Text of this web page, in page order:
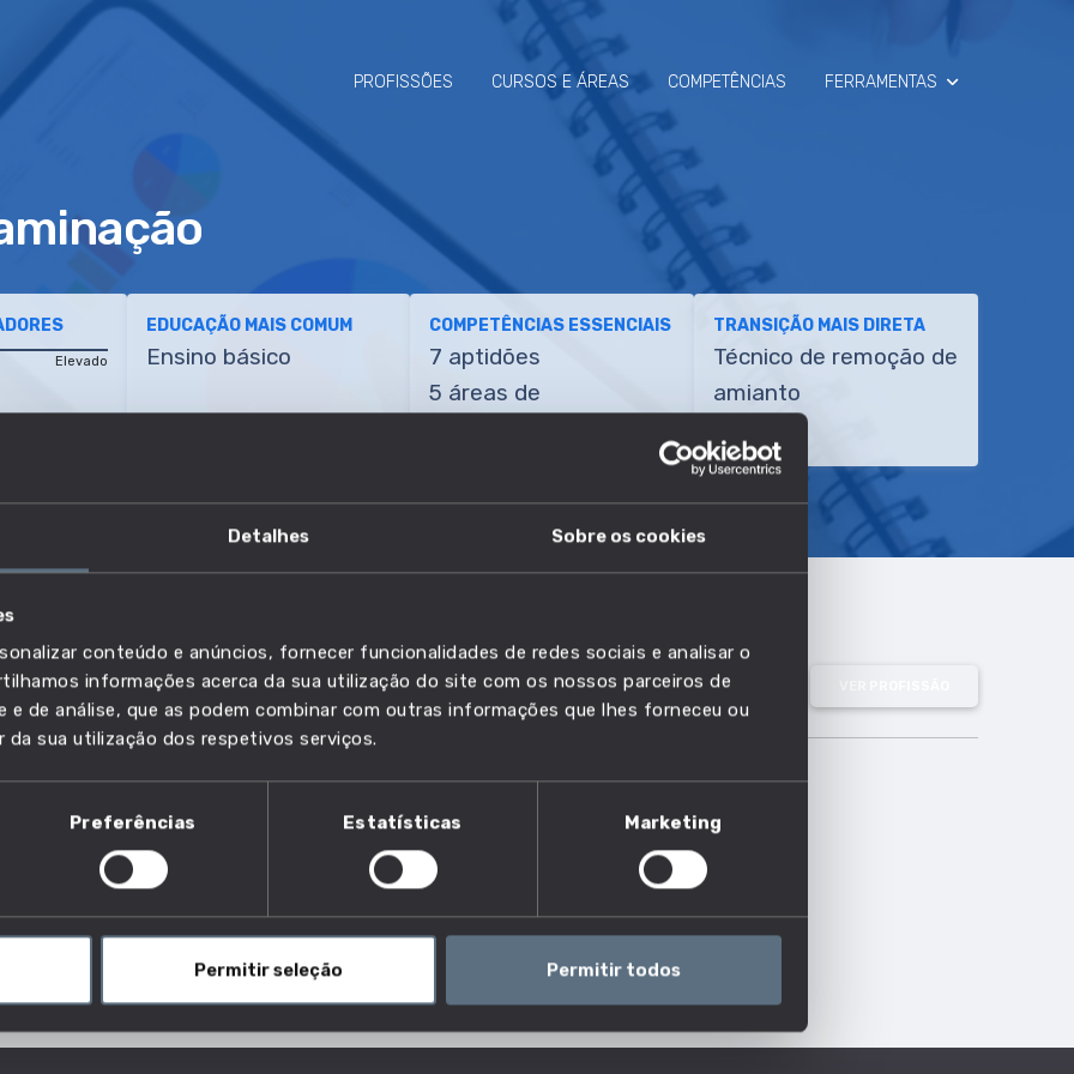
Detalhes Sobre os cookies
conteúdo e anúncios, fornecer funcionalidades de redes sociais e analisar o
informações acerca da sua utilização do site com os nossos parceiros de
e de análise, que as podem combinar com outras informações que lhes forneceu ou
sua utilização dos respetivos serviços.
Preferências Estatísticas Marketing
Permitir seleção Permitir todos
PROFISSÕES CURSOS E ÁREAS COMPETÊNCIAS FERRAMENTAS
Elevado
EDUCAÇÃO MAIS COMUM
Ensino básico
COMPETÊNCIAS ESSENCIAIS
7 aptidões
5 áreas de
TRANSIÇÃO MAIS DIRETA
Técnico de remoção de
amianto
e similares
perigosos, tais como materiais radioativos ou solos
com os regulamentos de segurança,
da estrutura ou do local.